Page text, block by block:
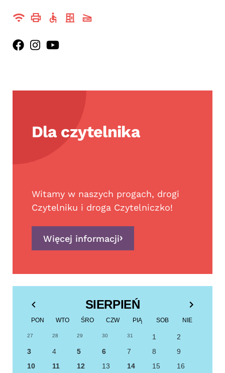
Dla czytelnika
Witamy w naszych progach, drogi
Czytelniku i droga Czytelniczko!
Więcej informacji
SIERPIEŃ
PON WTO ŚRO CZW PIĄ SOB NIE
27 28 29 30 31 1
2
3
4 5 6 7 8
9
10
11 12 13 14 15 16